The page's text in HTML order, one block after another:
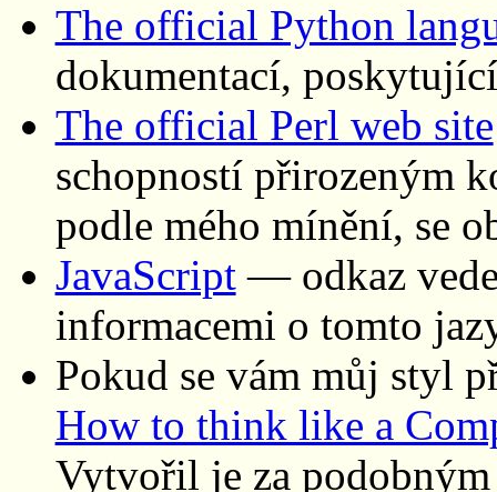
The official Python
dokumentací,
The official Perl web site
schopností přirozeným
podle mého mínění, se
JavaScript— odkaz vede
informacemi o tomto
Pokud se vám můj styl
How to think like a
Vytvořil je za